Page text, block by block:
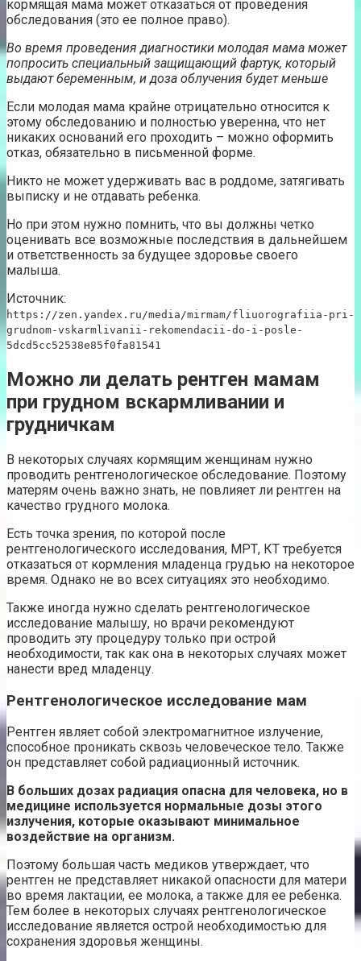
кормящая мама может отказаться от проведения
обследования (это ее полное право).
Во время проведения диагностики молодая мама может
попросить специальный защищающий фартук, который
выдают беременным, и доза облучения будет меньше
Если молодая мама крайне отрицательно относится к
этому обследованию и полностью уверенна, что нет
никаких оснований его проходить – можно оформить
отказ, обязательно в письменной форме.
Никто не может удерживать вас в роддоме, затягивать
выписку и не отдавать ребенка.
Но при этом нужно помнить, что вы должны четко
оценивать все возможные последствия в дальнейшем
и ответственность за будущее здоровье своего
малыша.
Источник:
https://zen.yandex.ru/media/mirmam/fliuorografiia-pri-
grudnom-vskarmlivanii-rekomendacii-do-i-posle-
5dcd5cc52538e85f0fa81541
Можно ли делать рентген мамам
при грудном вскармливании и
грудничкам
В некоторых случаях кормящим женщинам нужно
проводить рентгенологическое обследование. Поэтому
матерям очень важно знать, не повлияет ли рентген на
качество грудного молока.
Есть точка зрения, по которой после
рентгенологического исследования, МРТ, КТ требуется
отказаться от кормления младенца грудью на некоторое
время. Однако не во всех ситуациях это необходимо.
Также иногда нужно сделать рентгенологическое
исследование малышу, но врачи рекомендуют
проводить эту процедуру только при острой
необходимости, так как она в некоторых случаях может
нанести вред младенцу.
Рентгенологическое исследование мам
Рентген являет собой электромагнитное излучение,
способное проникать сквозь человеческое тело. Также
он представляет собой радиационный источник.
В больших дозах радиация опасна для человека, но в
медицине используется нормальные дозы этого
излучения, которые оказывают минимальное
воздействие на организм.
Поэтому большая часть медиков утверждает, что
рентген не представляет никакой опасности для матери
во время лактации, ее молока, а также для ее ребенка.
Тем более в некоторых случаях рентгенологическое
исследование является острой необходимостью для
сохранения здоровья женщины.